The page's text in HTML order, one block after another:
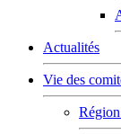
Actualités
Vie des